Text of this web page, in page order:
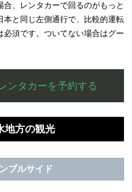
合、レンタカーで回るのがもっと
本と同じ左側通行で、比較的運転
必須です。ついてない場合はグー
ンタカーを予約する
地方の観光
ブルサイド